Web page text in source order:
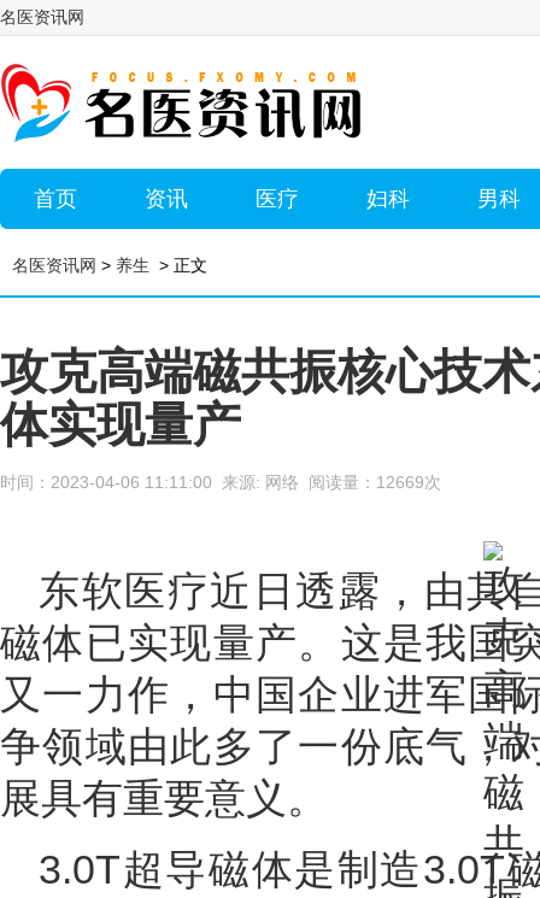
名医资讯网
首页 资讯 医疗 妇科 男科
名医资讯网 > 养生 > 正文
攻克高端磁共振核心技
体实现量产
时间：2023-04-06 11:11:00 来源: 网络 阅读量：12669次
东软医疗近日透露，由其
磁体已实现量产。这是我国
又一力作，中国企业进军国
争领域由此多了一份底气，
展具有重要意义。
3.0T超导磁体是制造3.0T